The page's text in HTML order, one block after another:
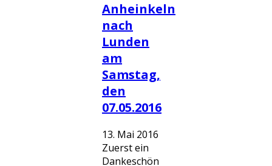
Anheinkeln
nach
Lunden
am
Samstag,
den
07.05.2016
13. Mai 2016
Zuerst ein
Dankeschön